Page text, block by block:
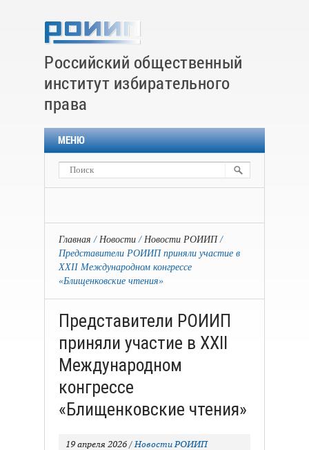
Российский общественный
институт избирательного
права
МЕНЮ
Главная Новости
Новости РОИИП
Представители РОИИП приняли участие в
XXII Международном конгрессе
«Блищенковские чтения»
Представители РОИИП
приняли участие в XXII
Международном
конгрессе
«Блищенковские чтения»
19 апреля 2026 /Новости РОИИП